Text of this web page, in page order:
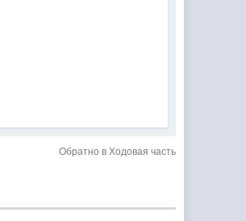
Обратно в Ходовая часть